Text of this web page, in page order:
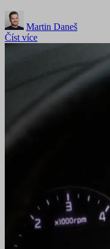
Martin Daneš
Číst více